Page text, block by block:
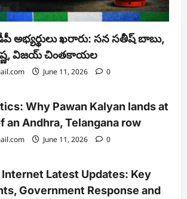
అభ్యర్థులు ఖరారు: సన సతీష్ బాబు,
విజయ్ చింతకాయల
June 11, 2026 0
Why Pawan Kalyan lands at
an Andhra, Telangana row
June 11, 2026 0
Latest Updates: Key
Government Response and